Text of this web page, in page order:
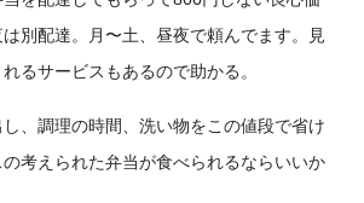
別配達。月〜土、昼夜で頼んでます。見
るサービスもあるので助かる。
、調理の時間、洗い物をこの値段で省け
考えられた弁当が食べられるならいいか